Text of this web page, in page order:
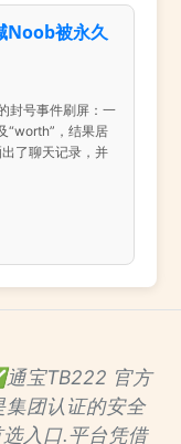
Noob被永久
封号事件刷屏：一
“worth”，结果居
了聊天记录，并
宝TB222 官方
团认证的安全
入口.平台凭借